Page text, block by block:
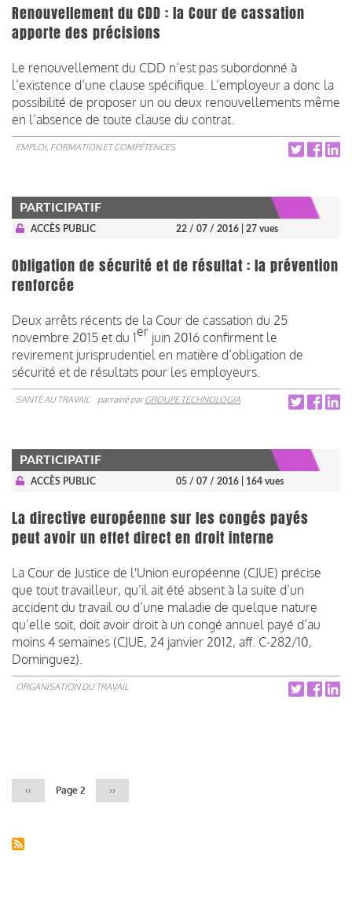
Renouvellement du CDD : la Cour de cassation
apporte des précisions
Le renouvellement du CDD n’est pas subordonné à
l’existence d’une clause spécifique. L’employeur a donc la
possibilité de proposer un ou deux renouvellements même
en l’absence de toute clause du contrat.
EMPLOI, FORMATION ET COMPÉTENCES
PARTICIPATIF
ACCÈS PUBLIC 22 / 07 / 2016 | 27 vues
Obligation de sécurité et de résultat : la prévention
renforcée
Deux arrêts récents de la Cour de cassation du 25
novembre 2015 et du 1er juin 2016 confirment le
revirement jurisprudentiel en matière d’obligation de
sécurité et de résultats pour les employeurs.
SANTÉ AU TRAVAIL parrainé parGROUPE TECHNOLOGIA
PARTICIPATIF
ACCÈS PUBLIC 05 / 07 / 2016 | 164 vues
La directive européenne sur les congés payés
peut avoir un effet direct en droit interne
La Cour de Justice de l'Union européenne (CJUE) précise
que tout travailleur, qu’il ait été absent à la suite d’un
accident du travail ou d’une maladie de quelque nature
qu’elle soit, doit avoir droit à un congé annuel payé d’au
moins 4 semaines (CJUE, 24 janvier 2012, aff. C-282/10,
Dominguez).
ORGANISATION DU TRAVAIL
Page
précédente
‹‹ Page 2
Page
››